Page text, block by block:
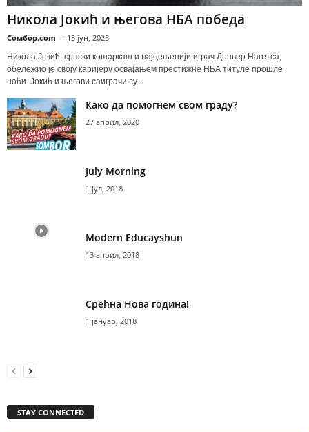
Никола Јокић и његова НБА победа
Сомбор.com - 13 јун, 2023
Никола Јокић, српски кошаркаш и најцењенији играч Денвер Нагетса,
обележио је своју каријеру освајањем престижне НБА титуле прошле
ноћи. Јокић и његови саиграчи су...
Како да помогнем свом граду?
27 април, 2020
July Morning
1 јул, 2018
Modern Educayshun
13 април, 2018
Срећна Нова година!
1 јануар, 2018
STAY CONNECTED